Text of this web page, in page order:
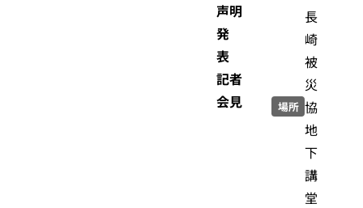
声明
発
表
記者
会見
場所
長
崎
被
災
協
地
下
講
堂